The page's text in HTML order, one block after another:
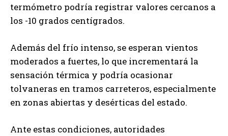
termómetro podría registrar valores cercanos a
los -10 grados centígrados.
Además del frío intenso, se esperan vientos
moderados a fuertes, lo que incrementará la
sensación térmica y podría ocasionar
tolvaneras en tramos carreteros, especialmente
en zonas abiertas y desérticas del estado.
Ante estas condiciones, autoridades